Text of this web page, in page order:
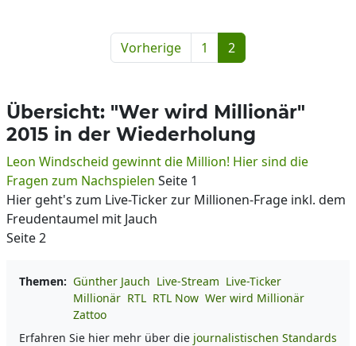
Vorherige 1 2
Übersicht: "Wer wird Millionär"
2015 in der Wiederholung
Leon Windscheid gewinnt die Million! Hier sind die
Fragen zum Nachspielen Seite 1
Hier geht's zum Live-Ticker zur Millionen-Frage inkl. dem
Freudentaumel mit Jauch
Seite 2
Themen: Günther Jauch Live-Stream Live-Ticker
Millionär RTL RTL Now Wer wird Millionär
Zattoo
Erfahren Sie hier mehr über die journalistischen Standards